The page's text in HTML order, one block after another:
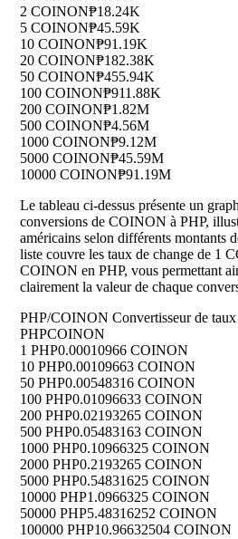
2 COINON₱18.24K
5 COINON₱45.59K
10 COINON₱91.19K
20 COINON₱182.38K
50 COINON₱455.94K
100 COINON₱911.88K
200 COINON₱1.82M
500 COINON₱4.56M
1000 COINON₱9.12M
5000 COINON₱45.59M
10000 COINON₱91.19M
Le tableau ci-dessus présente un
conversions de COINON à PHP,
américains selon différents montants
liste couvre les taux de change de 1
COINON en PHP, vous permettant
clairement la valeur de chaque
PHP/COINON Convertisseur de taux
PHPCOINON
1 PHP0.00010966 COINON
10 PHP0.00109663 COINON
50 PHP0.00548316 COINON
100 PHP0.01096633 COINON
200 PHP0.02193265 COINON
500 PHP0.05483163 COINON
1000 PHP0.10966325 COINON
2000 PHP0.2193265 COINON
5000 PHP0.54831625 COINON
10000 PHP1.0966325 COINON
50000 PHP5.48316252 COINON
100000 PHP10.96632504 COINON